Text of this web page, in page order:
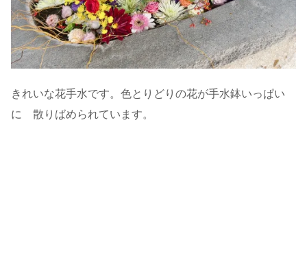
きれいな花手水です。色とりどりの花が手水鉢いっぱい
に 散りばめられています。